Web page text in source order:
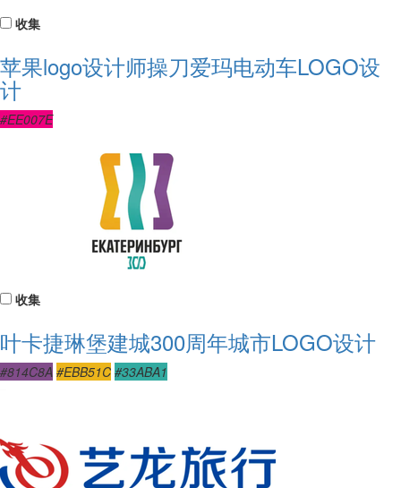
收集
苹果logo设计师操刀爱玛电动车LOGO设
计
#EE007E
收集
叶卡捷琳堡建城300周年城市LOGO设计
#814C8A #EBB51C #33ABA1